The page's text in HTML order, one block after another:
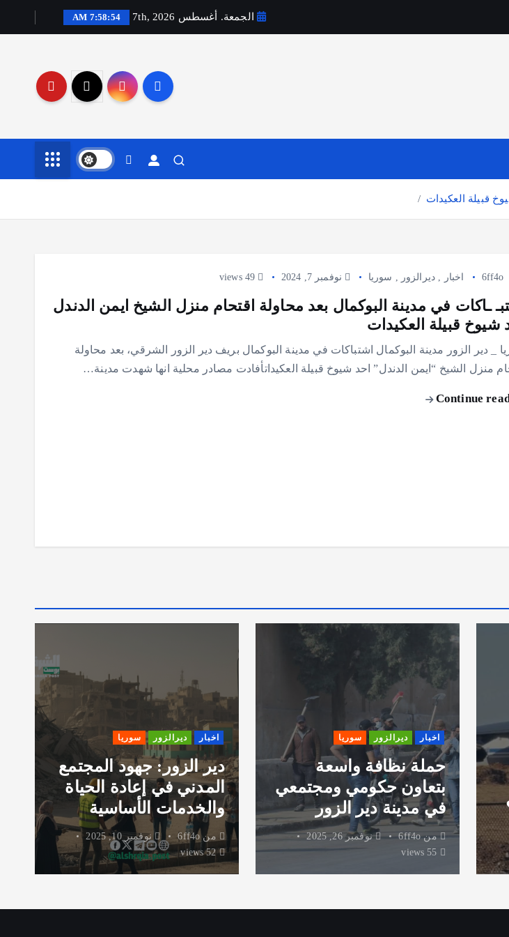
الجمعة. أغسطس 7th, 2026 7:58:55 AM
قبيلة العكيدات
6ff4o اخبار , ديرالزور , سوريا نوفمبر 7, 2024
ـاكات في مدينة البوكمال بعد محاولة اقتحام منزل الشيخ ايمن الدندل
شيوخ قبيلة العكيدات
_ دير الزور مدينة البوكمال اشتباكات في مدينة البوكمال بريف دير الزور الشرقي، بعد محاولة
منزل الشيخ “ايمن الدندل” احد شيوخ قبيلة العكيداتأفادت مصادر محلية انها شهدت مدينة…
Continue
اخبار ديرالزور سوريا
حملة نظافة واسعة
بتعاون حكومي ومجتمعي
في مدينة دير الزور
من6ff4o
نوفمبر 26, 2025
اخبار ديرالزور سوريا
دير الزور: جهود المجتمع
المدني في إعادة الحياة
والخدمات الأساسية
من6ff4o
نوفمبر 10, 2025
52 views